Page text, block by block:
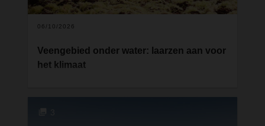
waar ze hun meerwaarde kunnen bewijzen op het
vlak van actieradius en flexibiliteit.
06/10/2026
Veengebied onder water: laarzen aan voor
het klimaat
DACHSER een langetermijnproject voor